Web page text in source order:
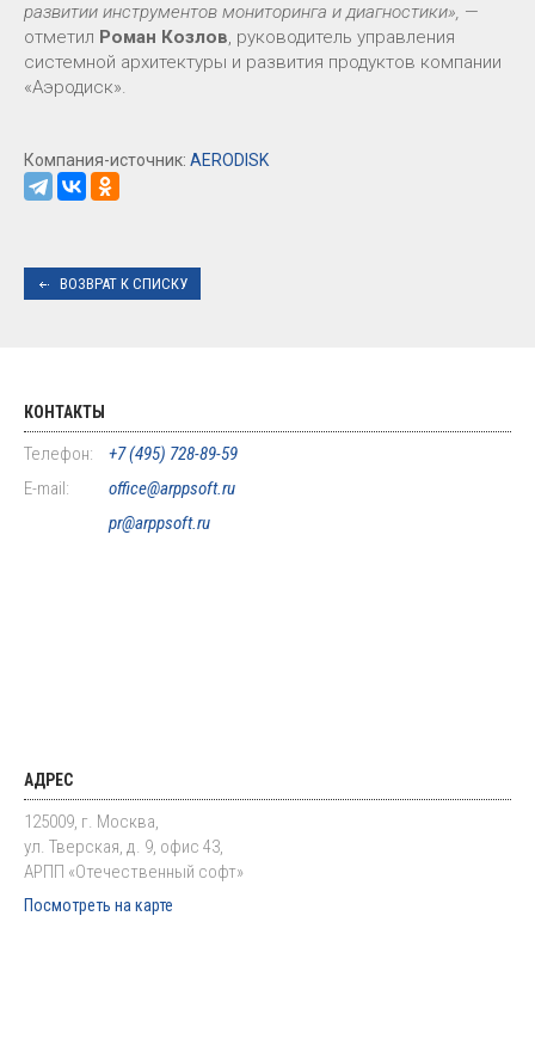
развитии инструментов мониторинга и диагностики», —
отметил Роман Козлов, руководитель управления
системной архитектуры и развития продуктов компании
«Аэродиск».
Компания-источник: AERODISK
ВОЗВРАТ К СПИСКУ
КОНТАКТЫ
Телефон:
+7 (495) 728-89-59
E-mail:
office@arppsoft.ru
pr@arppsoft.ru
АДРЕС
125009, г. Москва,
ул. Тверская, д. 9, офис 43,
АРПП «Отечественный софт»
Посмотреть на карте